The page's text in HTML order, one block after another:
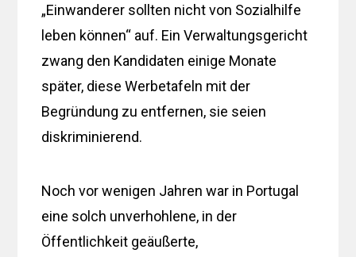
„Einwanderer sollten nicht von Sozialhilfe
leben können“ auf. Ein Verwaltungsgericht
zwang den Kandidaten einige Monate
später, diese Werbetafeln mit der
Begründung zu entfernen, sie seien
diskriminierend.
Noch vor wenigen Jahren war in Portugal
eine solch unverhohlene, in der
Öffentlichkeit geäußerte,